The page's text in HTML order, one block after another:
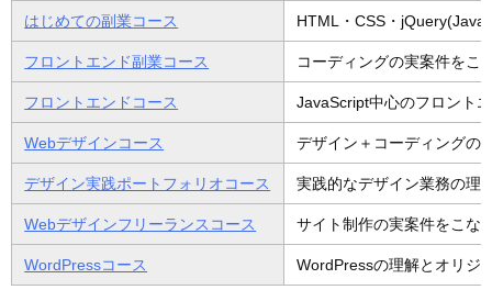
はじめての副業コース HTML・CSS・
フロントエンド副業コース コーディングの実案件をこ
フロントエンドコース JavaScript中心のフロント
Webデザインコース デザイン＋コーディングの
デザイン実践ポートフォリオコース 実践的なデザイン業務の理
Webデザインフリーランスコース サイト制作の実案件をこな
WordPressコース WordPressの理解とオリジ